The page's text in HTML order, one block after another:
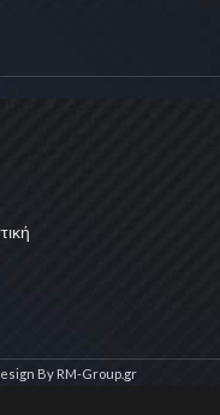
By RM-Group.gr